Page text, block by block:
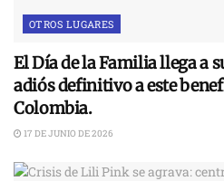
OTROS LUGARES
El Día de la Familia llega a
adiós definitivo a este
Colombia.
17 DE JUNIO DE 2026